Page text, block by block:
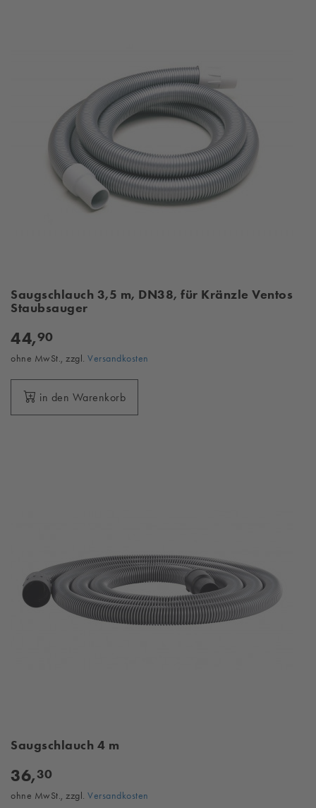
Saugschlauch 3,5 m, DN38, für Kränzle Ventos
Staubsauger
44,90
ohne MwSt., zzgl. Versandkosten
in den Warenkorb
Saugschlauch 4 m
36,30
ohne MwSt., zzgl. Versandkosten